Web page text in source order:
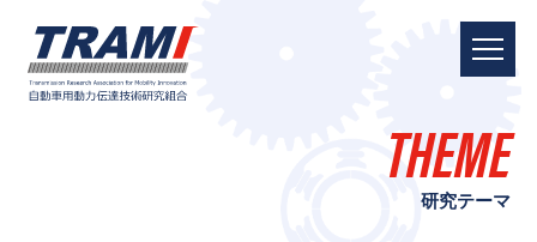
THEME
研究テーマ